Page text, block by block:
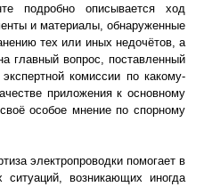
подробно описывается ход
и материалы, обнаруженные
тех или иных недочётов, а
главный вопрос, поставленный
комиссии по какому-
приложения к основному
особое мнение по спорному
электропроводки помогает в
возникающих иногда